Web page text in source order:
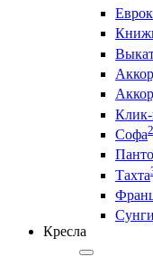
Клик-
Софа2
Тахта
Кресла